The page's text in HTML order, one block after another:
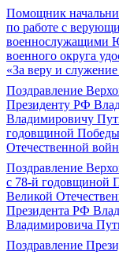
Помощник
по работе с
военнослужащими
военного округа
«За веру и
Поздравление
Президенту РФ
Владимировичу
годовщиной
Отечественной
Поздравление
с 78-й годовщиной
Великой
Президента РФ
Владимировича
Поздравление